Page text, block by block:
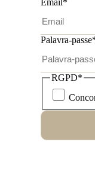
Email*
Palavra-passe
RGPD*